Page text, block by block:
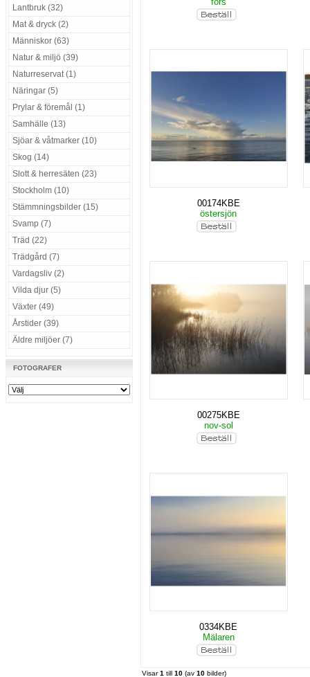
Lantbruk (32)
Mat & dryck (2)
Människor (63)
Natur & miljö (39)
Naturreservat (1)
Näringar (5)
Prylar & föremål (1)
Samhälle (13)
Sjöar & våtmarker (10)
Skog (14)
Slott & herresäten (23)
Stockholm (10)
Stämmningsbilder (15)
Svamp (7)
Träd (22)
Trädgård (7)
Vardagsliv (2)
Vilda djur (5)
Växter (49)
Årstider (39)
Äldre miljöer (7)
FOTOGRAFER
00174KBE
östersjön
00275KBE
nov-sol
0334KBE
Mälaren
Visar1 till 10 (av 10 bilder)